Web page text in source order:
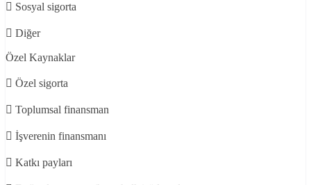
 Sosyal sigorta
 Diğer
Özel Kaynaklar
 Özel sigorta
 Toplumsal finansman
 İşverenin finansmanı
 Katkı payları